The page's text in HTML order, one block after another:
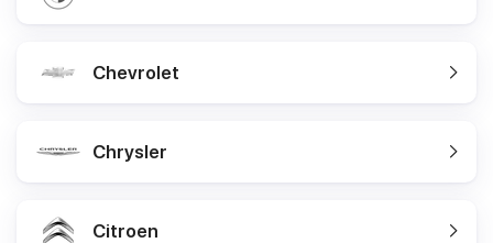
Chevrolet
Chrysler
Citroen